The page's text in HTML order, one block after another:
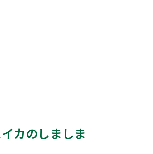
イカのしましま